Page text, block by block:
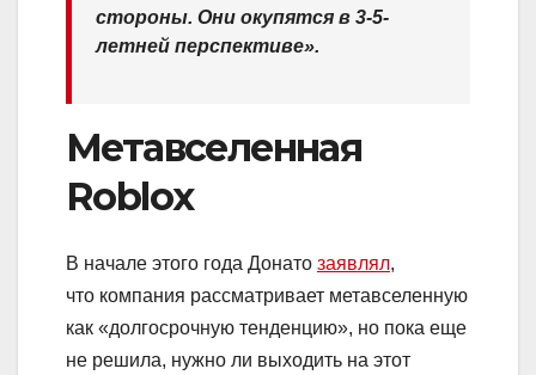
стороны. Они окупятся в 3-5-
летней перспективе».
Метавселенная
Roblox
В начале этого года Донато заявлял,
что компания рассматривает метавселенную
как «долгосрочную тенденцию», но пока еще
не решила, нужно ли выходить на этот